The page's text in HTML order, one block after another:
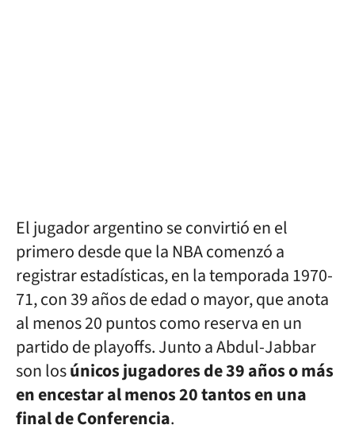
El jugador argentino se convirtió en el
primero desde que la NBA comenzó a
registrar estadísticas, en la temporada 1970-
71, con 39 años de edad o mayor, que anota
al menos 20 puntos como reserva en un
partido de playoffs. Junto a Abdul-Jabbar
son losúnicos jugadores de 39 años o más
en encestar al menos 20 tantos en una
final de Conferencia.